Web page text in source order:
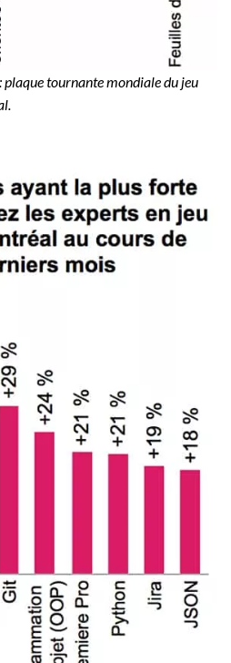
plaque tournante mondiale du jeu